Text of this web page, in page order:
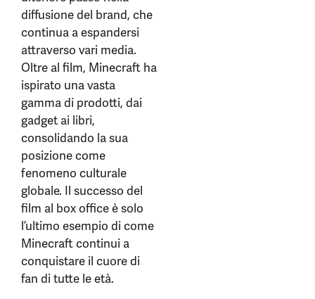
diffusione del brand, che
continua a espandersi
attraverso vari media.
Oltre al film, Minecraft ha
ispirato una vasta
gamma di prodotti, dai
gadget ai libri,
consolidando la sua
posizione come
fenomeno culturale
globale. Il successo del
film al box office è solo
l’ultimo esempio di come
Minecraft continui a
conquistare il cuore di
fan di tutte le età.